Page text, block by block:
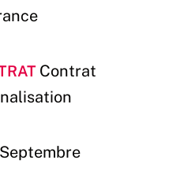
Contrat
Septembre